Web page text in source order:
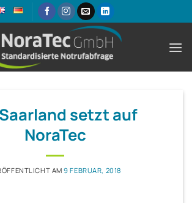
setzt auf
NoraTec
AM9 FEBRUAR, 2018